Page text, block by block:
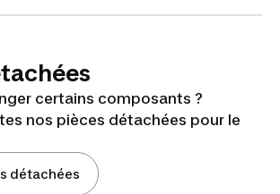
certains composants ?
nos pièces détachées pour le
détachées